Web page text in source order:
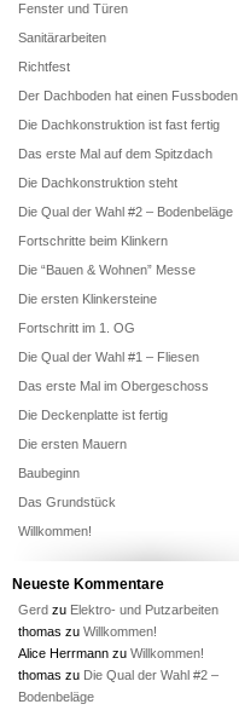
Fenster und Türen
Sanitärarbeiten
Richtfest
Der Dachboden hat einen Fussboden
Die Dachkonstruktion ist fast fertig
Das erste Mal auf dem Spitzdach
Die Dachkonstruktion steht
Die Qual der Wahl #2 – Bodenbeläge
Fortschritte beim Klinkern
Die “Bauen & Wohnen” Messe
Die ersten Klinkersteine
Fortschritt im 1. OG
Die Qual der Wahl #1 – Fliesen
Das erste Mal im Obergeschoss
Die Deckenplatte ist fertig
Die ersten Mauern
Baubeginn
Das Grundstück
Willkommen!
Neueste Kommentare
Gerd zu Elektro- und Putzarbeiten
thomas zu Willkommen!
Alice Herrmann zu Willkommen!
thomas zu Die Qual der Wahl #2 –
Bodenbeläge